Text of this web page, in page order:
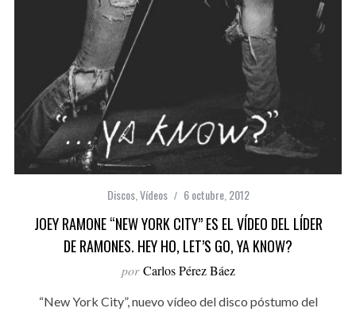
Discos, Vídeos 6 octubre, 2012
JOEY RAMONE “NEW YORK CITY” ES EL VÍDEO DEL LÍDER
DE RAMONES. HEY HO, LET’S GO, YA KNOW?
por Carlos Pérez Báez
“New York City”, nuevo vídeo del disco póstumo del